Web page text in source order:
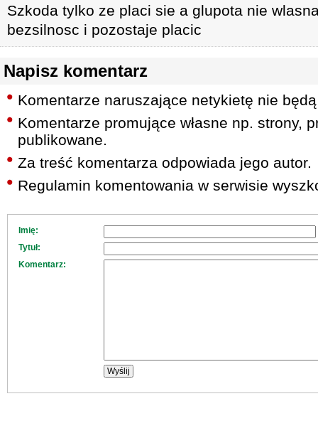
Szkoda tylko ze placi sie a glupota nie
bezsilnosc i pozostaje placic
Napisz komentarz
Komentarze naruszające netykietę nie
Komentarze promujące własne np. strony,
publikowane.
Za treść komentarza odpowiada jego autor.
Regulamin komentowania w serwisie
Imię:
Tytuł:
Komentarz: